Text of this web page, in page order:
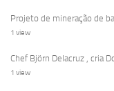
Projeto de mineração de
1 view
Chef Björn Delacruz , cria
1 view